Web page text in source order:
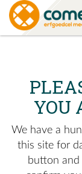
YOU
We have a
this site for
button